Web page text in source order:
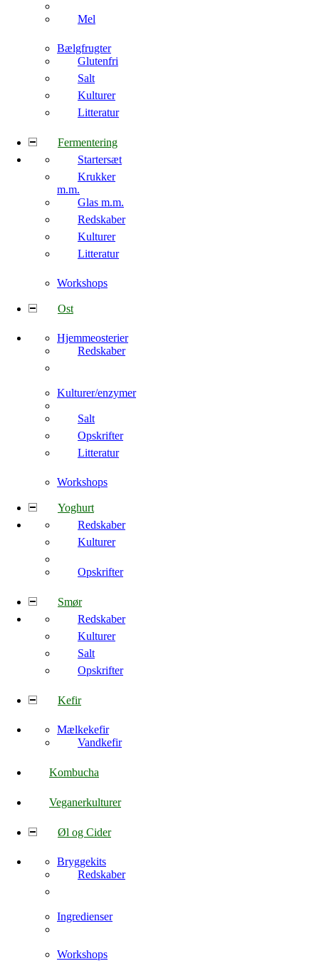
Mel
Bælgfrugter
Glutenfri
Salt
Kulturer
Litteratur
Fermentering
Startersæt
Krukker
m.m.
Glas m.m.
Redskaber
Kulturer
Litteratur
Workshops
Ost
Hjemmeosterier
Redskaber
Kulturer/enzymer
Salt
Opskrifter
Litteratur
Workshops
Yoghurt
Redskaber
Kulturer
Opskrifter
Smør
Redskaber
Kulturer
Salt
Opskrifter
Kefir
Mælkekefir
Vandkefir
Kombucha
Veganerkulturer
Øl og Cider
Bryggekits
Redskaber
Ingredienser
Workshops